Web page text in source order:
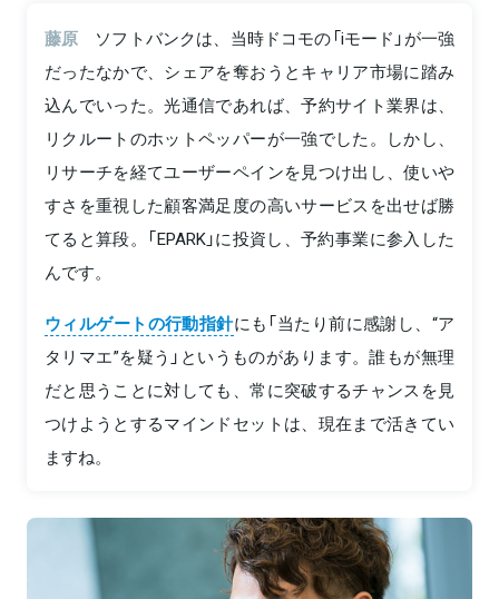
藤原
ソフトバンクは、当時ドコモの「iモード」が一強
だったなかで、シェアを奪おうとキャリア市場に踏み
込んでいった。光通信であれば、予約サイト業界は、
リクルートのホットペッパーが一強でした。しかし、
リサーチを経てユーザーペインを見つけ出し、使いや
すさを重視した顧客満足度の高いサービスを出せば勝
てると算段。「EPARK」に投資し、予約事業に参入した
んです。
ウィルゲートの行動指針にも「当たり前に感謝し、“ア
タリマエ”を疑う」というものがあります。誰もが無理
だと思うことに対しても、常に突破するチャンスを見
つけようとするマインドセットは、現在まで活きてい
ますね。